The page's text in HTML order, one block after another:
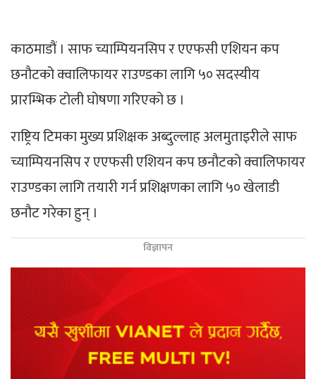
काठमाडौं । साफ च्याम्पियनसिप र एएफसी एशियन कप
छनौटको क्वालिफायर राउण्डका लागि ५० सदस्यीय
प्रारम्भिक टोली घोषणा गरिएको छ ।
राष्ट्रिय टिमका मुख्य प्रशिक्षक अब्दुल्लाह अलमुताइरीले साफ
च्याम्पियनसिप र एएफसी एशियन कप छनौटको क्वालिफायर
राउण्डका लागि तयारी गर्न प्रशिक्षणका लागि ५० खेलाडी
छनौट गरेका हुन् ।
विज्ञापन